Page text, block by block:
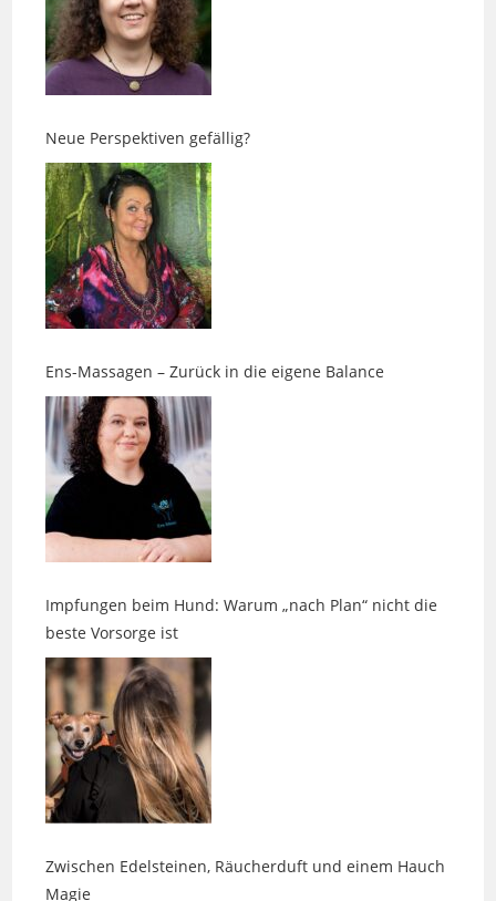
Neue Perspektiven gefällig?
Ens-Massagen – Zurück in die eigene Balance
Impfungen beim Hund: Warum „nach Plan“ nicht die
Zwischen Edelsteinen, Räucherduft und einem Hauch